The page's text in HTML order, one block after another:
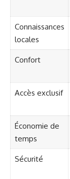
Connaissances
locales
Confort
Accès exclusif
Économie de
temps
Sécurité